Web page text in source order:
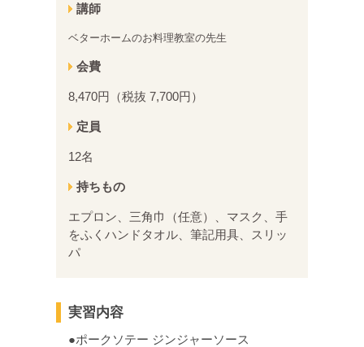
講師
ベターホームのお料理教室の先生
会費
8,470円（税抜 7,700円）
定員
12名
持ちもの
エプロン、三角巾（任意）、マスク、手
をふくハンドタオル、筆記用具、スリッ
パ
実習内容
●ポークソテー ジンジャーソース